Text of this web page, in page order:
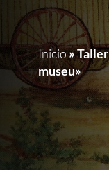
Inicio»
museu»